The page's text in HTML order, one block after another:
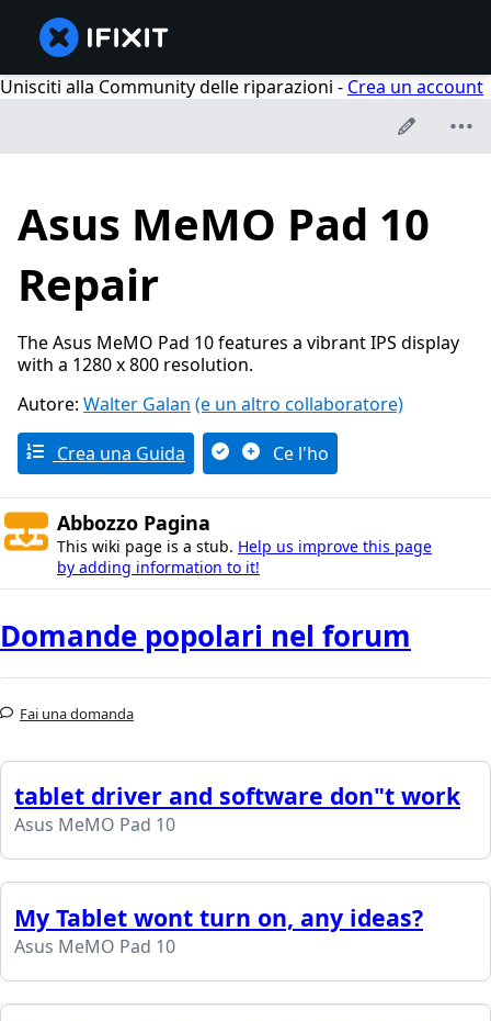
Unisciti alla Community delle riparazioni - Crea un account
Asus MeMO Pad 10
Repair
The Asus MeMO Pad 10 features a vibrant IPS display
with a 1280 x 800 resolution.
Autore: Walter Galan (e un altro collaboratore)
Crea una Guida Ce l'ho
Abbozzo Pagina
This wiki page is a stub. Help us improve this page
by adding information to it!
Domande popolari nel forum
Fai una domanda
tablet driver and software don"t work
Asus MeMO Pad 10
My Tablet wont turn on, any ideas?
Asus MeMO Pad 10